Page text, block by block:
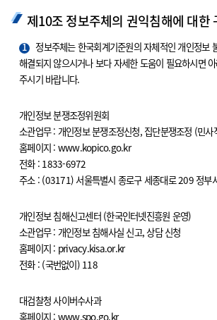
제10조 정보주체의 권익침해에 대한
1
정보주체는 한국회계기준원의 자체적인 개인정보
해결되지 않으시거나 보다 자세한 도움이 필요하시면
주시기 바랍니다.
개인정보 분쟁조정위원회
소관업무 : 개인정보 분쟁조정신청, 집단분쟁조정 (민사
홈페이지 : www.kopico.go.kr
전화 : 1833-6972
주소 : (03171) 서울특별시 종로구 세종대로 209 정부
개인정보 침해신고센터 (한국인터넷진흥원 운영)
소관업무 : 개인정보 침해사실 신고, 상담 신청
홈페이지 : privacy.kisa.or.kr
전화 : (국번없이) 118
대검찰청 사이버수사과
홈페이지 : www.spo.go.kr